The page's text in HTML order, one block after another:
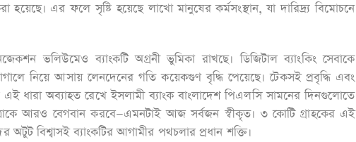
হয়েছে। এর ফলে সৃষ্টি হয়েছে লাখো মানুষের কর্মসংস্থান, যা দারিদ্র্য বিমোচনে
ভলিউমেও ব্যাংকটি অগ্রনী ভুমিকা রাখছে। ডিজিটাল ব্যাংকিং সেবাকে
নিয়ে আসায় লেনদেনের গতি কয়েকগুণ বৃদ্ধি পেয়েছে। টেকসই প্রবৃদ্ধি এবং
এই ধারা অব্যাহত রেখে ইসলামী ব্যাংক বাংলাদেশ পিএলসি সামনের দিনগুলোতে
আরও বেগবান করবে—এমনটাই আজ সর্বজন স্বীকৃত। ৩ কোটি গ্রাহকের এই
অটুট বিশ্বাসই ব্যাংকটির আগামীর পথচলার প্রধান শক্তি।